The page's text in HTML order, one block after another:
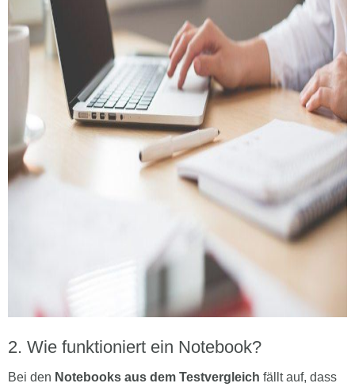
Wie funktioniert ein Notebook?
Bei den Notebooks aus dem Testvergleich fällt auf, dass